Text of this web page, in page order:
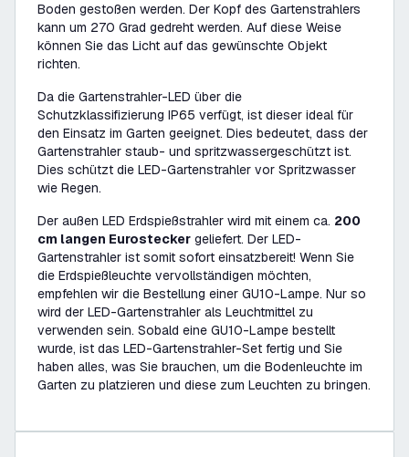
Boden gestoßen werden. Der Kopf des Gartenstrahlers
kann um 270 Grad gedreht werden. Auf diese Weise
können Sie das Licht auf das gewünschte Objekt
richten.
Da die Gartenstrahler-LED über die
Schutzklassifizierung IP65 verfügt, ist dieser ideal für
den Einsatz im Garten geeignet. Dies bedeutet, dass der
Gartenstrahler staub- und spritzwassergeschützt ist.
Dies schützt die LED-Gartenstrahler vor Spritzwasser
wie Regen.
Der außen LED Erdspießstrahler wird mit einem ca. 200
cm langen Eurostecker geliefert. Der LED-
Gartenstrahler ist somit sofort einsatzbereit! Wenn Sie
die Erdspießleuchte vervollständigen möchten,
empfehlen wir die Bestellung einer GU10-Lampe. Nur so
wird der LED-Gartenstrahler als Leuchtmittel zu
verwenden sein. Sobald eine GU10-Lampe bestellt
wurde, ist das LED-Gartenstrahler-Set fertig und Sie
haben alles, was Sie brauchen, um die Bodenleuchte im
Garten zu platzieren und diese zum Leuchten zu bringen.